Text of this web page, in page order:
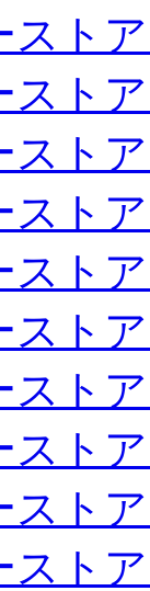
スト
スト
スト
スト
スト
スト
スト
スト
スト
スト